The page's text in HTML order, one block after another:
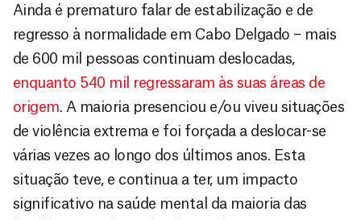
Ainda é prematuro falar de estabilização e de
regresso à normalidade em Cabo Delgado – mais
de 600 mil pessoas continuam deslocadas,
enquanto 540 mil regressaram às suas áreas de
origem. A maioria presenciou e/ou viveu situações
de violência extrema e foi forçada a deslocar-se
várias vezes ao longo dos últimos anos. Esta
situação teve, e continua a ter, um impacto
significativo na saúde mental da maioria das